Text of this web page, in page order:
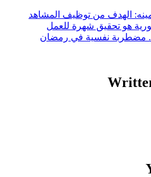
الهدف من توظيف المشاهد
هو تحقيق شهرة للعمل
مضطربة نفسية في رمضان